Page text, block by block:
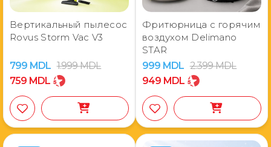
Вертикальный пылесос
Rovus Storm Vac V3
799 MDL 1.999MDL
759 MDL
Фритюрница с горячим
воздухом Delimano
STAR
999 MDL 2.399MDL
949 MDL